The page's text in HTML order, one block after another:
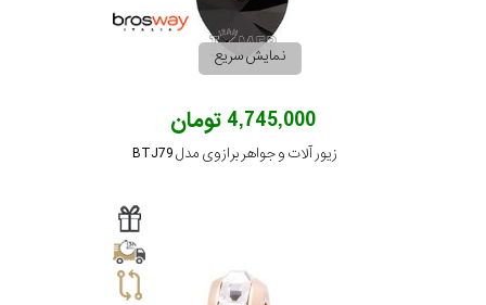
نمایش سریع
4,745,000 تومان
زیور آلات و جواهر برازوی مدل BTJ79